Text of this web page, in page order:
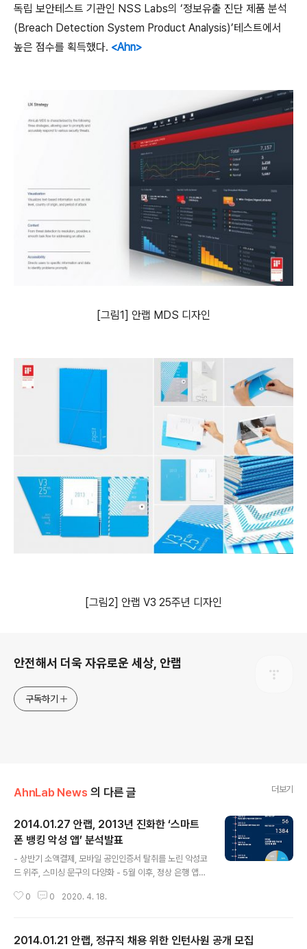
독립 보안테스트 기관인 NSS Labs의 ‘정보유출 진단 제품 분석
(Breach Detection System Product Analysis)’테스트에서
높은 점수를 획득했다. <Ahn>
[그림1] 안랩 MDS 디자인
[그림2] 안랩 V3 25주년 디자인
안전해서 더욱 자유로운 세상, 안랩
구독하기
AhnLab News 의 다른 글 더보기
2014.01.27 안랩, 2013년 진화한 ‘스마트
폰 뱅킹 악성 앱’ 분석발표
- 상반기 소액결제, 모바일 공인인증서 탈취를 노린 악성코
드 위주, 스미싱 문구의 다양화 - 5월 이후, 정상 은행 앱을
실행 자제, ‘알 수 없는 출처(소스)’의 허용 금지 설정, 백신
노력 필요 안랩(CEO 권치중, www.ahnlab.com)은 201
0 0 2020. 4. 18.
2014.01.21 안랩, 정규직 채용 위한 인턴사원 공개 모집